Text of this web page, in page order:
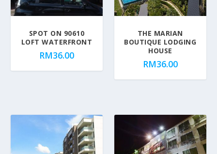
SPOT ON 90610
LOFT WATERFRONT
RM36.00
THE MARIAN
BOUTIQUE LODGING
HOUSE
RM36.00